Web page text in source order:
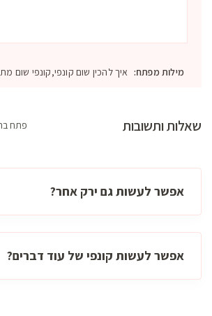
מילות מפתח: איך להכין שום קונפי,קונפי שום
שאלות ותשובות פתח
אפשר לעשות גם ירק אחר?
אפשר לעשות קונפי של עוד דברים?